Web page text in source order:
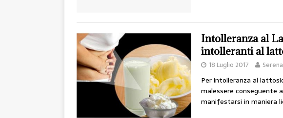
Intolleranza al
intolleranti al
18 Luglio 2017 Serena
Per intolleranza al
malessere conseguente
manifestarsi in maniera